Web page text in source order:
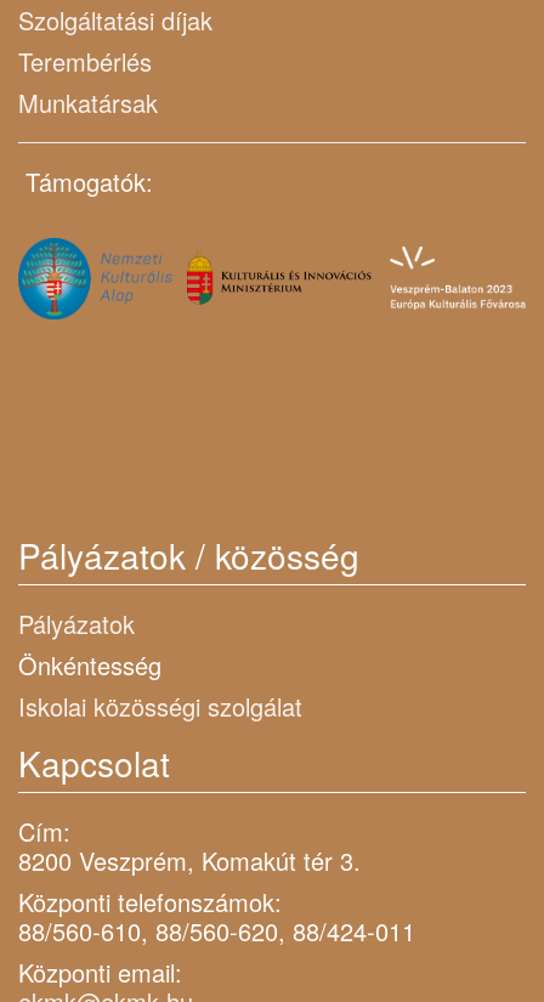
Szolgáltatási díjak
Terembérlés
Munkatársak
Támogatók:
Pályázatok / közösség
Pályázatok
Önkéntesség
Iskolai közösségi szolgálat
Kapcsolat
Cím:
8200 Veszprém, Komakút tér 3.
Központi telefonszámok:
88/560-610, 88/560-620, 88/424-011
Központi email: